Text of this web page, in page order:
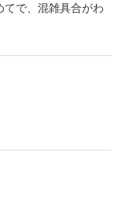
てで、混雑具合がわ